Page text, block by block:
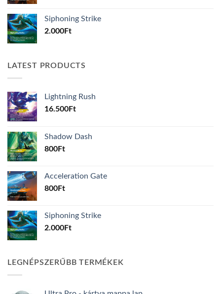
Siphoning Strike
2.000Ft
LATEST PRODUCTS
Lightning Rush
16.500Ft
Shadow Dash
800Ft
Acceleration Gate
800Ft
Siphoning Strike
2.000Ft
LEGNÉPSZERŰBB TERMÉKEK